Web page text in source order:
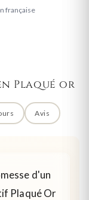
française
Plaqué or
Avis
d'un
Plaqué Or